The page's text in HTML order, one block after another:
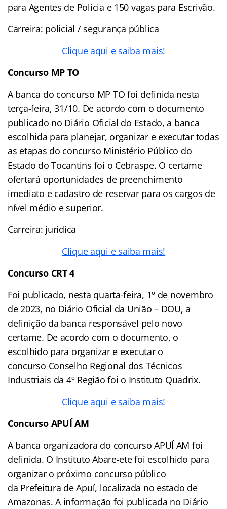
para Agentes de Polícia e 150 vagas para Escrivão.
Carreira: policial / segurança pública
Clique aqui e saiba mais!
Concurso MP TO
A banca do concurso MP TO foi definida nesta
terça-feira, 31/10. De acordo com o documento
publicado no Diário Oficial do Estado, a banca
escolhida para planejar, organizar e executar todas
as etapas do concurso Ministério Público do
Estado do Tocantins foi o Cebraspe. O certame
ofertará oportunidades de preenchimento
imediato e cadastro de reservar para os cargos de
nível médio e superior.
Carreira: jurídica
Clique aqui e saiba mais!
Concurso CRT 4
Foi publicado, nesta quarta-feira, 1º de novembro
de 2023, no Diário Oficial da União – DOU, a
definição da banca responsável pelo novo
certame. De acordo com o documento, o
escolhido para organizar e executar o
concurso Conselho Regional dos Técnicos
Industriais da 4º Região foi o Instituto Quadrix.
Clique aqui e saiba mais!
Concurso APUÍ AM
A banca organizadora do concurso APUÍ AM foi
definida. O Instituto Abare-ete foi escolhido para
organizar o próximo concurso público
da Prefeitura de Apuí, localizada no estado de
Amazonas. A informação foi publicada no Diário